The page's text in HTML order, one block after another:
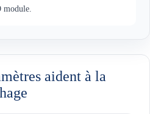
module.
aident à la